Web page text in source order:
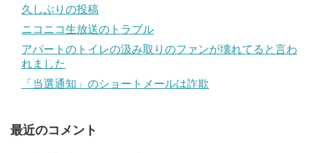
久しぶりの投稿
ニコニコ生放送のトラブル
アパートのトイレの汲み取りのファンが壊れてると言わ
れました
「当選通知」のショートメールは詐欺
最近のコメント